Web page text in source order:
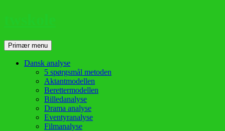
SøgPrimær menu Hop
til
indhold
Dansk analyse
5 spørgsmål metoden
Aktantmodellen
Berettermodellen
Billedanalyse
Drama analyse
Eventyranalyse
Filmanalyse